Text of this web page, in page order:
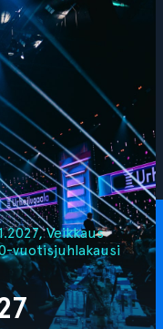
Veikkaus
vuotisjuhlakausi